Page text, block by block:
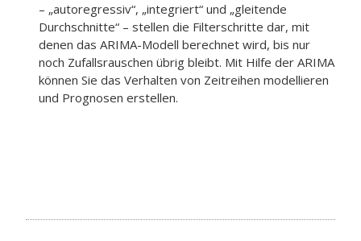
– „autoregressiv“, „integriert“ und „gleitende
Durchschnitte“ – stellen die Filterschritte dar, mit
denen das ARIMA-Modell berechnet wird, bis nur
noch Zufallsrauschen übrig bleibt. Mit Hilfe der ARIMA
können Sie das Verhalten von Zeitreihen modellieren
und Prognosen erstellen.